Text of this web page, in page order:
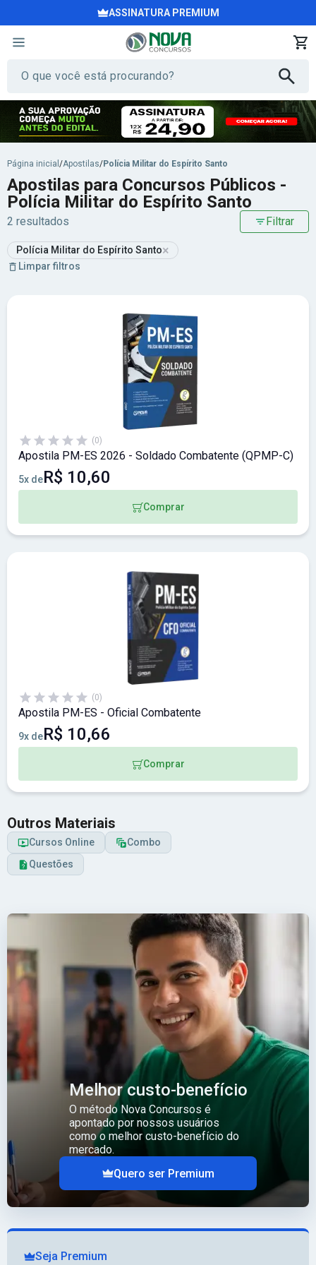
ASSINATURA PREMIUM
Página inicial /Apostilas/Polícia Militar do Espírito Santo
Apostilas para Concursos Públicos -
Polícia Militar do Espírito Santo
2 resultados Filtrar
Polícia Militar do Espírito Santo×
Limpar filtros
(0)
Apostila PM-ES 2026 - Soldado Combatente (QPMP-C)
5x deR$ 10,60
Comprar
(0)
Apostila PM-ES - Oficial Combatente
9x deR$ 10,66
Comprar
Outros Materiais
Cursos Online
Combo
Questões
Melhor custo-benefício
O método Nova Concursos é
apontado por nossos usuários
como o melhor custo-benefício do
mercado.
Quero ser Premium
Seja Premium